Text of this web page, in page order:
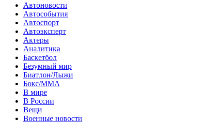
Автоновости
Автособытия
Автоспорт
Автоэксперт
Актеры
Аналитика
Баскетбол
Безумный мир
Биатлон/Лыжи
Бокс/MMA
В мире
В России
Вещи
Военные новости